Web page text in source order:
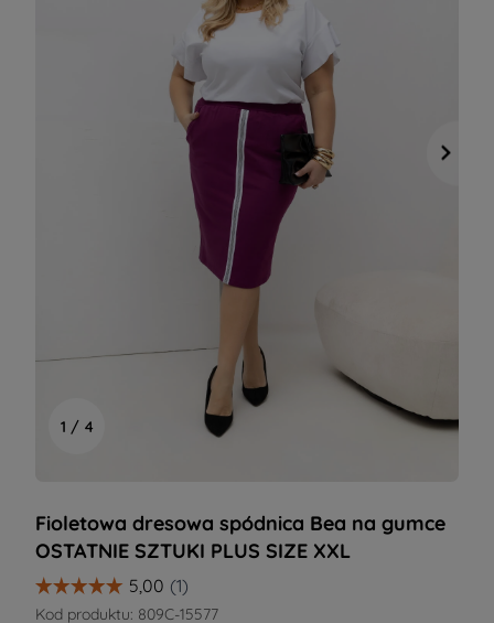
1 / 4
Fioletowa dresowa spódnica Bea na gumce
OSTATNIE SZTUKI PLUS SIZE XXL
Kod produktu: 809C-15577